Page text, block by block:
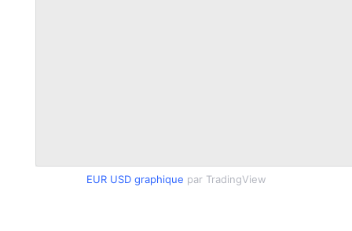
EUR USD graphique par TradingView